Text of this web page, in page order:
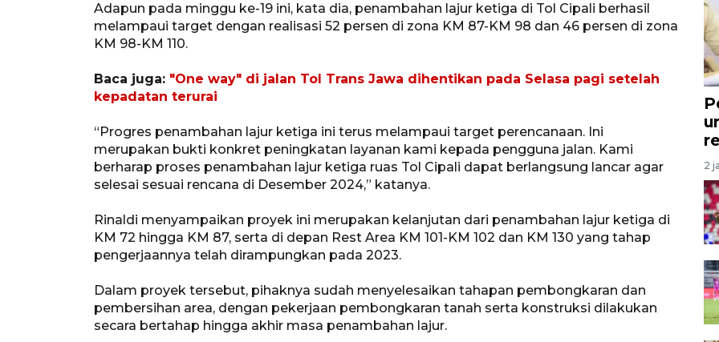
Adapun pada minggu ke-19 ini, kata dia, penambahan lajur ketiga di Tol Cipali berhasil
melampaui target dengan realisasi 52 persen di zona KM 87-KM 98 dan 46 persen di zona
KM 98-KM 110.
Baca juga: "One way" di jalan Tol Trans Jawa dihentikan pada Selasa pagi setelah
kepadatan terurai
“Progres penambahan lajur ketiga ini terus melampaui target perencanaan. Ini
merupakan bukti konkret peningkatan layanan kami kepada pengguna jalan. Kami
berharap proses penambahan lajur ketiga ruas Tol Cipali dapat berlangsung lancar agar
selesai sesuai rencana di Desember 2024,” katanya.
Rinaldi menyampaikan proyek ini merupakan kelanjutan dari penambahan lajur ketiga di
KM 72 hingga KM 87, serta di depan Rest Area KM 101-KM 102 dan KM 130 yang tahap
pengerjaannya telah dirampungkan pada 2023.
Dalam proyek tersebut, pihaknya sudah menyelesaikan tahapan pembongkaran dan
pembersihan area, dengan pekerjaan pembongkaran tanah serta konstruksi dilakukan
secara bertahap hingga akhir masa penambahan lajur.
2